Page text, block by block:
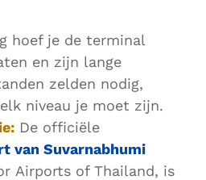
hoef je de terminal
en zijn lange
zelden nodig,
niveau je moet zijn.
De officiële
van Suvarnabhumi
Airports of Thailand, is